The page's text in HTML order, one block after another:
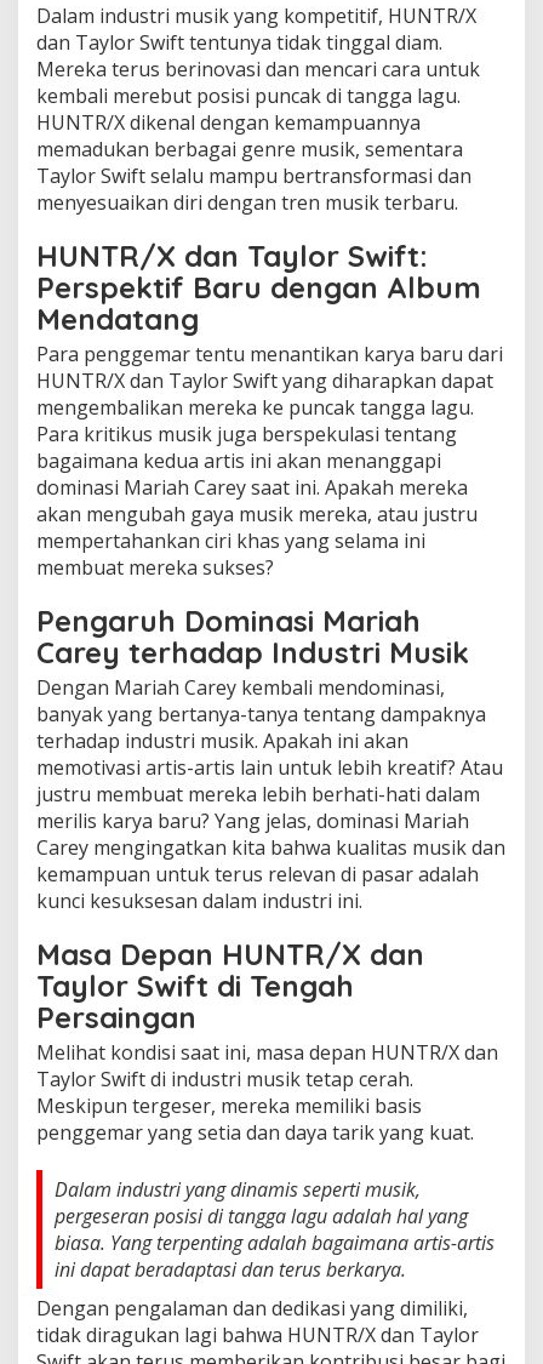
Dalam industri musik yang kompetitif, HUNTR/X
dan Taylor Swift tentunya tidak tinggal diam.
Mereka terus berinovasi dan mencari cara untuk
kembali merebut posisi puncak di tangga lagu.
HUNTR/X dikenal dengan kemampuannya
memadukan berbagai genre musik, sementara
Taylor Swift selalu mampu bertransformasi dan
menyesuaikan diri dengan tren musik terbaru.
HUNTR/X dan Taylor Swift:
Perspektif Baru dengan Album
Mendatang
Para penggemar tentu menantikan karya baru dari
HUNTR/X dan Taylor Swift yang diharapkan dapat
mengembalikan mereka ke puncak tangga lagu.
Para kritikus musik juga berspekulasi tentang
bagaimana kedua artis ini akan menanggapi
dominasi Mariah Carey saat ini. Apakah mereka
akan mengubah gaya musik mereka, atau justru
mempertahankan ciri khas yang selama ini
membuat mereka sukses?
Pengaruh Dominasi Mariah
Carey terhadap Industri Musik
Dengan Mariah Carey kembali mendominasi,
banyak yang bertanya-tanya tentang dampaknya
terhadap industri musik. Apakah ini akan
memotivasi artis-artis lain untuk lebih kreatif? Atau
justru membuat mereka lebih berhati-hati dalam
merilis karya baru? Yang jelas, dominasi Mariah
Carey mengingatkan kita bahwa kualitas musik dan
kemampuan untuk terus relevan di pasar adalah
kunci kesuksesan dalam industri ini.
Masa Depan HUNTR/X dan
Taylor Swift di Tengah
Persaingan
Melihat kondisi saat ini, masa depan HUNTR/X dan
Taylor Swift di industri musik tetap cerah.
Meskipun tergeser, mereka memiliki basis
penggemar yang setia dan daya tarik yang kuat.
Dalam industri yang dinamis seperti musik,
pergeseran posisi di tangga lagu adalah hal yang
biasa. Yang terpenting adalah bagaimana artis-artis
ini dapat beradaptasi dan terus berkarya.
Dengan pengalaman dan dedikasi yang dimiliki,
tidak diragukan lagi bahwa HUNTR/X dan Taylor